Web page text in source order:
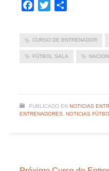
Facebook
Twitter
CURSO DE ENTRENADOR
FÚTBOL SALA
PUBLICADO EN NOTICIAS
ENTRENADORES, NOTICIAS